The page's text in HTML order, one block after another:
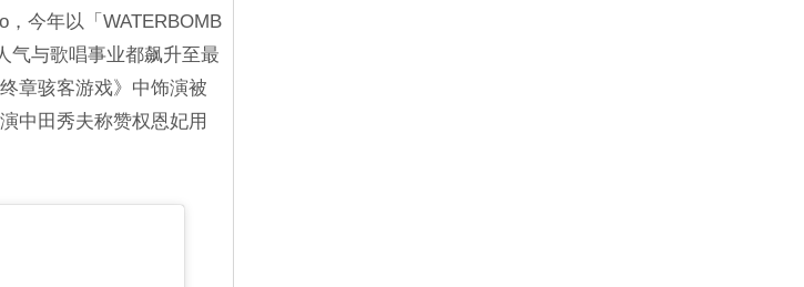
今年以「WATERBOMB
气与歌唱事业都飙升至最
章骇客游戏》中饰演被
中田秀夫称赞权恩妃用